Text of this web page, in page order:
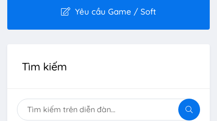
Yêu cầu Game / Soft
Tìm kiếm